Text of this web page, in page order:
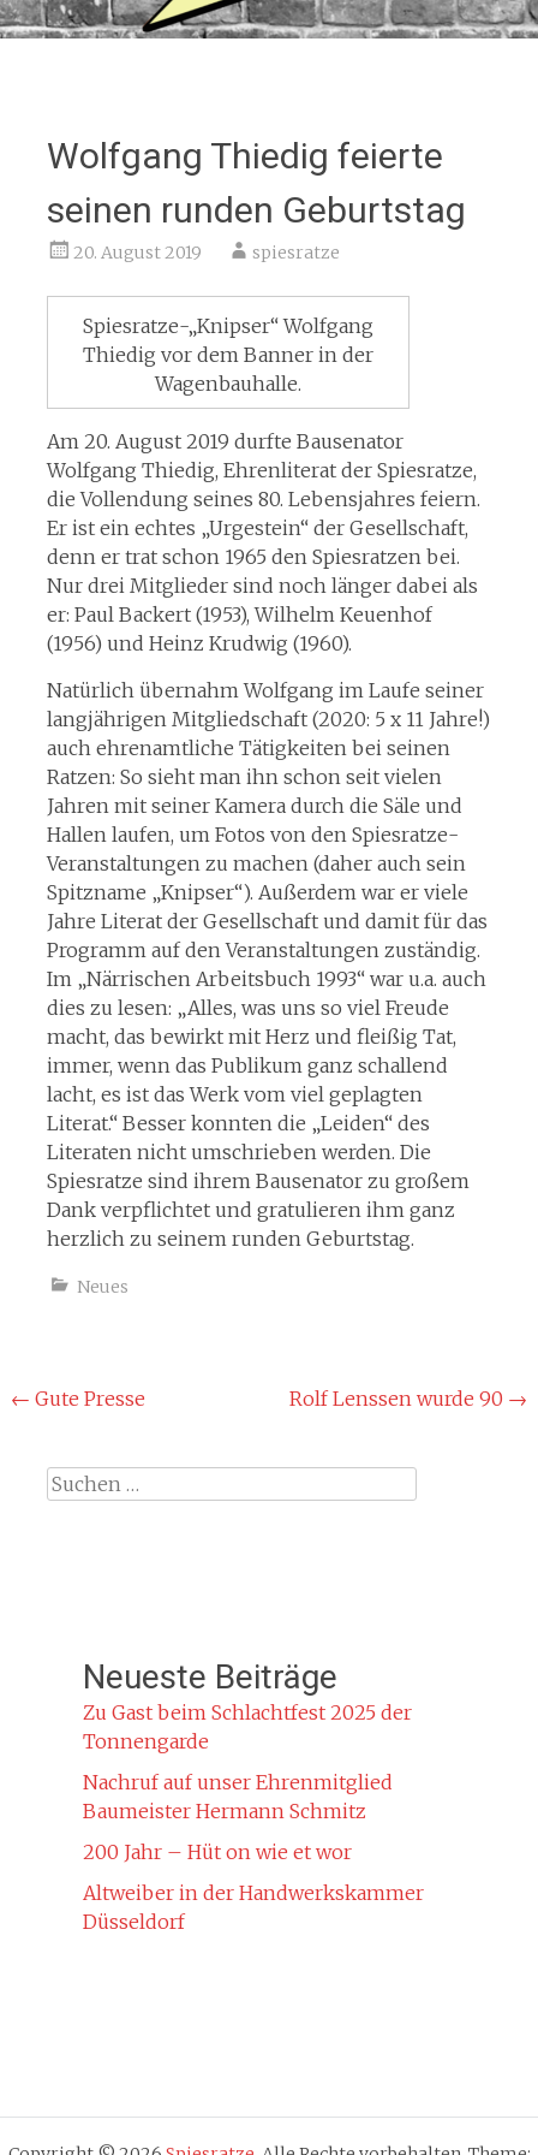
Wolfgang Thiedig feierte
seinen runden Geburtstag
20. August 2019 spiesratze
Spiesratze-„Knipser“ Wolfgang
Thiedig vor dem Banner in der
Wagenbauhalle.
Am 20. August 2019 durfte Bausenator
Wolfgang Thiedig, Ehrenliterat der Spiesratze,
die Vollendung seines 80. Lebensjahres feiern.
Er ist ein echtes „Urgestein“ der Gesellschaft,
denn er trat schon 1965 den Spiesratzen bei.
Nur drei Mitglieder sind noch länger dabei als
er: Paul Backert (1953), Wilhelm Keuenhof
(1956) und Heinz Krudwig (1960).
Natürlich übernahm Wolfgang im Laufe seiner
langjährigen Mitgliedschaft (2020: 5 x 11 Jahre!)
auch ehrenamtliche Tätigkeiten bei seinen
Ratzen: So sieht man ihn schon seit vielen
Jahren mit seiner Kamera durch die Säle und
Hallen laufen, um Fotos von den Spiesratze-
Veranstaltungen zu machen (daher auch sein
Spitzname „Knipser“). Außerdem war er viele
Jahre Literat der Gesellschaft und damit für das
Programm auf den Veranstaltungen zuständig.
Im „Närrischen Arbeitsbuch 1993“ war u.a. auch
dies zu lesen: „Alles, was uns so viel Freude
macht, das bewirkt mit Herz und fleißig Tat,
immer, wenn das Publikum ganz schallend
lacht, es ist das Werk vom viel geplagten
Literat.“ Besser konnten die „Leiden“ des
Literaten nicht umschrieben werden. Die
Spiesratze sind ihrem Bausenator zu großem
Dank verpflichtet und gratulieren ihm ganz
herzlich zu seinem runden Geburtstag.
Neues
Beitragsnavigation
← Gute Presse Rolf Lenssen wurde 90 →
Suche
nach:
Neueste Beiträge
Zu Gast beim Schlachtfest 2025 der
Tonnengarde
Nachruf auf unser Ehrenmitglied
Baumeister Hermann Schmitz
200 Jahr – Hüt on wie et wor
Altweiber in der Handwerkskammer
Düsseldorf